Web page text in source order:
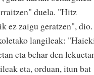
duela. "Hitz
ez zaigu geratzen", dio.
langileak:
eta behar den
eta, orduan, itun bat